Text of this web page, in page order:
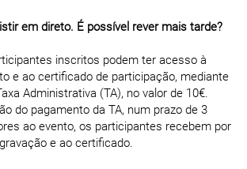
em direto. É possível rever mais tarde?
inscritos podem ter acesso à
e ao certificado de participação, mediante
Administrativa (TA), no valor de 10€.
do pagamento da TA, num prazo de 3
ao evento, os participantes recebem por
e ao certificado.